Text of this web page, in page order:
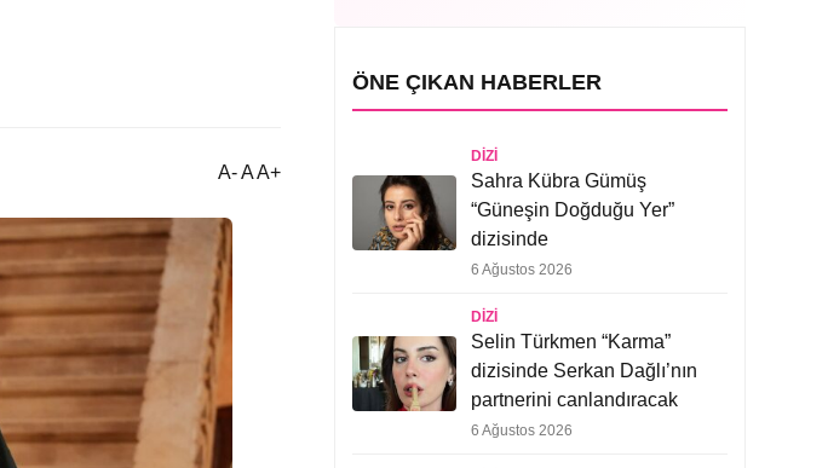
A- A A+
ÖNE ÇIKAN HABERLER
DIZI
Sahra Kübra Gümüş
“Güneşin Doğduğu Yer”
dizisinde
6 Ağustos 2026
DIZI
Selin Türkmen “Karma”
dizisinde Serkan Dağlı’nın
partnerini canlandıracak
6 Ağustos 2026